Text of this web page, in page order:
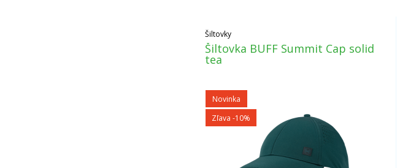
Šiltovky
Šiltovka BUFF Summit Cap solid
tea
Novinka
Zľava -10%